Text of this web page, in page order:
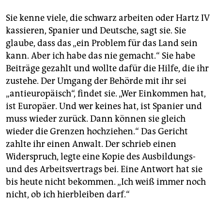
Sie kenne viele, die schwarz arbeiten oder Hartz IV
kassieren, Spanier und Deutsche, sagt sie. Sie
glaube, dass das „ein Problem für das Land sein
kann. Aber ich habe das nie gemacht.“ Sie habe
Beiträge gezahlt und wollte dafür die Hilfe, die ihr
zustehe. Der Umgang der Behörde mit ihr sei
„antieuropäisch“, findet sie. „Wer Einkommen hat,
ist Europäer. Und wer keines hat, ist Spanier und
muss wieder zurück. Dann können sie gleich
wieder die Grenzen hochziehen.“ Das Gericht
zahlte ihr einen Anwalt. Der schrieb einen
Widerspruch, legte eine Kopie des Ausbildungs-
und des Arbeitsvertrags bei. Eine Antwort hat sie
bis heute nicht bekommen. „Ich weiß immer noch
nicht, ob ich hierbleiben darf.“